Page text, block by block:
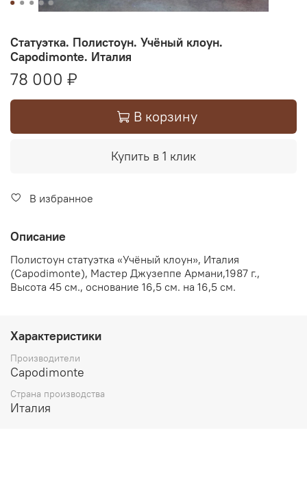
Статуэтка. Полистоун. Учёный клоун.
Capodimonte. Италия
78 000 ₽
В корзину
Купить в 1 клик
В избранное
Описание
Полистоун статуэтка «Учёный клоун», Италия
(Capodimonte), Мастер Джузеппе Армани,1987 г.,
Высота 45 см., основание 16,5 см. на 16,5 см.
Характеристики
Производители
Capodimonte
Страна производства
Италия